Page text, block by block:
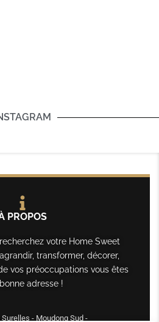
PROPOS
votre Home Sweet
transformer, décorer,
vos préoccupations vous êtes
adresse !
- Moudong Sud -